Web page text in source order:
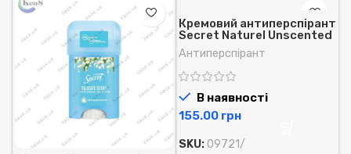
Кремовий антиперспірант
Secret Naturel Unscented
40 мл.
Антиперспірант
В наявності
грн
SKU: 09721/